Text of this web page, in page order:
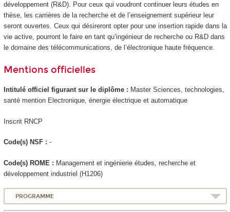
développement (R&D). Pour ceux qui voudront continuer leurs études en
thèse, les carrières de la recherche et de l’enseignement supérieur leur
seront ouvertes. Ceux qui désireront opter pour une insertion rapide dans la
vie active, pourront le faire en tant qu’ingénieur de recherche ou R&D dans
le domaine des télécommunications, de l’électronique haute fréquence.
Mentions officielles
Intitulé officiel figurant sur le diplôme : Master Sciences, technologies,
santé mention Electronique, énergie électrique et automatique
Inscrit RNCP
Code(s) NSF : -
Code(s) ROME : Management et ingénierie études, recherche et
développement industriel (H1206)
PROGRAMME